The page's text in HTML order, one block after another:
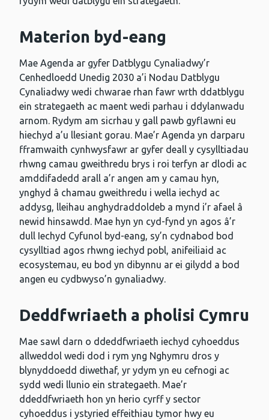
Materion byd-eang
Mae Agenda ar gyfer Datblygu Cynaliadwy’r
Cenhedloedd Unedig 2030 a’i Nodau Datblygu
Cynaliadwy wedi chwarae rhan fawr wrth ddatblygu
ein strategaeth ac maent wedi parhau i ddylanwadu
arnom. Rydym am sicrhau y gall pawb gyflawni eu
hiechyd a’u llesiant gorau. Mae’r Agenda yn darparu
fframwaith cynhwysfawr ar gyfer deall y cysylltiadau
rhwng camau gweithredu brys i roi terfyn ar dlodi ac
amddifadedd arall a’r angen am y camau hyn,
ynghyd â chamau gweithredu i wella iechyd ac
addysg, lleihau anghydraddoldeb a mynd i’r afael â
newid hinsawdd. Mae hyn yn cyd-fynd yn agos â’r
dull Iechyd Cyfunol byd-eang, sy’n cydnabod bod
cysylltiad agos rhwng iechyd pobl, anifeiliaid ac
ecosystemau, eu bod yn dibynnu ar ei gilydd a bod
angen eu cydbwyso’n gynaliadwy.
Deddfwriaeth a pholisi Cymru
Mae sawl darn o ddeddfwriaeth iechyd cyhoeddus
allweddol wedi dod i rym yng Nghymru dros y
blynyddoedd diwethaf, yr ydym yn eu cefnogi ac
sydd wedi llunio ein strategaeth. Mae’r
ddeddfwriaeth hon yn herio cyrff y sector
cyhoeddus i ystyried effeithiau tymor hwy eu